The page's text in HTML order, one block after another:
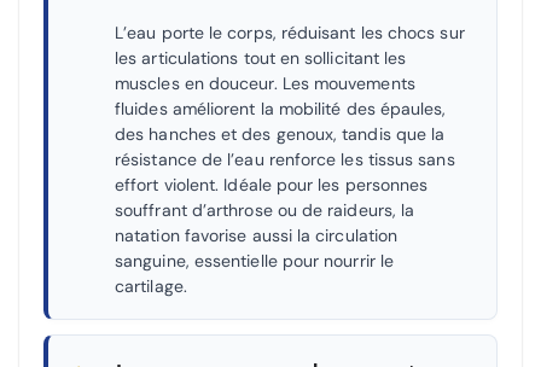
L’eau porte le corps, réduisant les chocs sur
les articulations tout en sollicitant les
muscles en douceur. Les mouvements
fluides améliorent la mobilité des épaules,
des hanches et des genoux, tandis que la
résistance de l’eau renforce les tissus sans
effort violent. Idéale pour les personnes
souffrant d’arthrose ou de raideurs, la
natation favorise aussi la circulation
sanguine, essentielle pour nourrir le
cartilage.